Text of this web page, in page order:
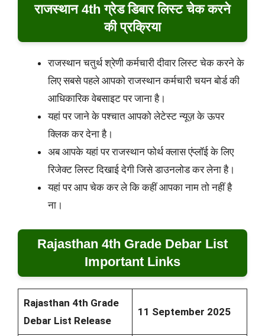
राजस्थान 4th ग्रेड डिबार लिस्ट चेक करने
की प्रक्रिया
राजस्थान चतुर्थ श्रेणी कर्मचारी दीवार लिस्ट चेक करने के
लिए सबसे पहले आपको राजस्थान कर्मचारी चयन बोर्ड की
आधिकारिक वेबसाइट पर जाना है।
यहां पर जाने के पश्चात आपको लेटेस्ट न्यूज़ के ऊपर
क्लिक कर देना है।
अब आपके यहां पर राजस्थान फोर्थ क्लास एंप्लॉई के लिए
रिजेक्ट लिस्ट दिखाई देगी जिसे डाउनलोड कर लेना है।
यहां पर आप चेक कर ले कि कहीं आपका नाम तो नहीं है
ना।
Rajasthan 4th Grade Debar List
Important Links
Rajasthan 4th Grade
Debar List Release
11 September 2025